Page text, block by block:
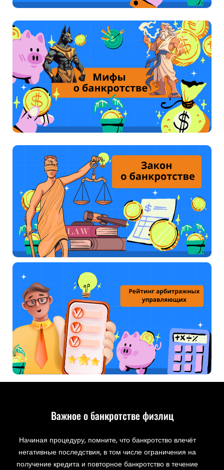
Важное о банкротстве физлиц
Начиная процедуру, помните, что банкротство влечёт
негативные последствия, в том числе ограничения на
получение кредита и повторное банкротство в течение